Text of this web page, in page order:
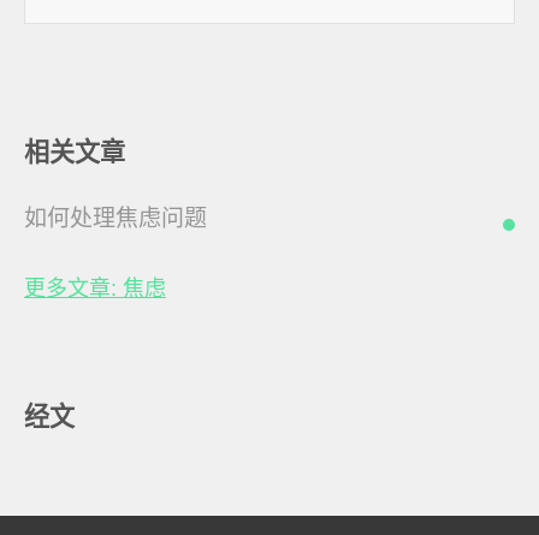
相关文章
如何处理焦虑问题
更多文章: 焦虑
经文